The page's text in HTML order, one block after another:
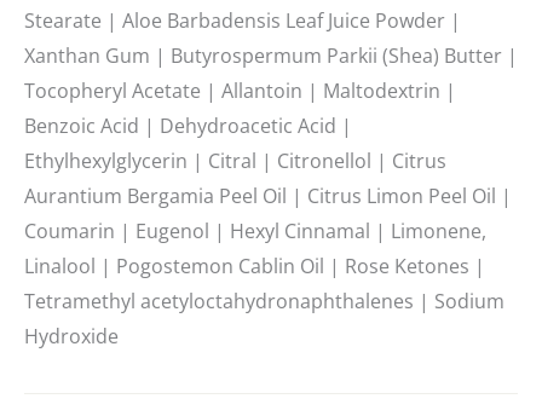
Stearate | Aloe Barbadensis Leaf Juice Powder |
Xanthan Gum | Butyrospermum Parkii (Shea) Butter |
Tocopheryl Acetate | Allantoin | Maltodextrin |
Benzoic Acid | Dehydroacetic Acid |
Ethylhexylglycerin | Citral | Citronellol | Citrus
Aurantium Bergamia Peel Oil | Citrus Limon Peel Oil |
Coumarin | Eugenol | Hexyl Cinnamal | Limonene,
Linalool | Pogostemon Cablin Oil | Rose Ketones |
Tetramethyl acetyloctahydronaphthalenes | Sodium
Hydroxide